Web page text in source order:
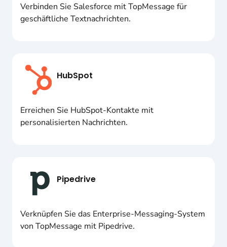
Verbinden Sie Salesforce mit TopMessage für
geschäftliche Textnachrichten.
HubSpot
Erreichen Sie HubSpot-Kontakte mit
personalisierten Nachrichten.
Pipedrive
Verknüpfen Sie das Enterprise-Messaging-System
von TopMessage mit Pipedrive.